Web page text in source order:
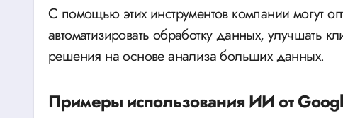
С помощью этих инструментов компании могут
автоматизировать обработку данных, улучшать
решения на основе анализа больших данных.
Примеры использования ИИ от